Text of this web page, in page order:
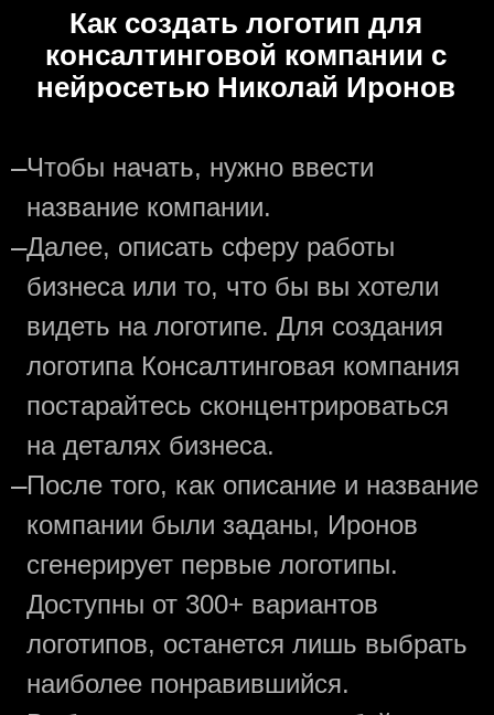
Как создать логотип для
консалтинговой компании с
нейросетью Николай Иронов
—Чтобы начать, нужно ввести
название компании.
—Далее, описать сферу работы
бизнеса или то, что бы вы хотели
видеть на логотипе. Для создания
логотипа Консалтинговая компания
постарайтесь сконцентрироваться
на деталях бизнеса.
—После того, как описание и название
компании были заданы, Иронов
сгенерирует первые логотипы.
Доступны от 300+ вариантов
логотипов, останется лишь выбрать
наиболее понравившийся.